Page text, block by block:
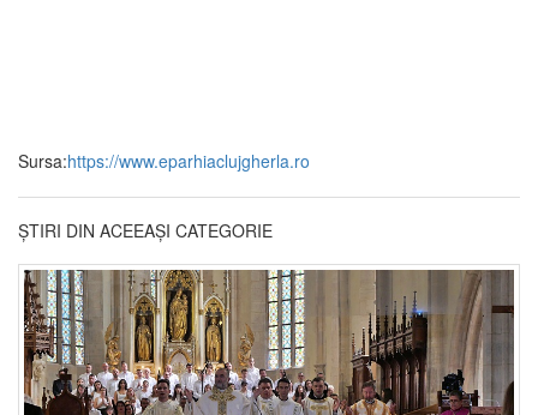
Sursa:https://www.eparhiaclujgherla.ro
ȘTIRI DIN ACEEAȘI CATEGORIE